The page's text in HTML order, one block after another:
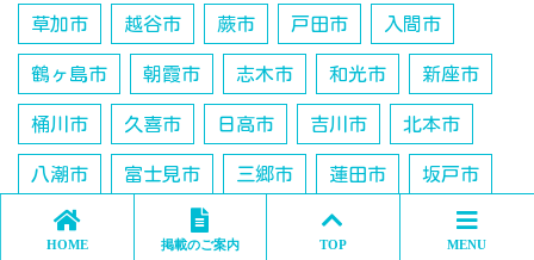
草加市 越谷市 蕨市 戸田市 入間市
鶴ヶ島市 朝霞市 志木市 和光市 新座市
桶川市 久喜市 日高市 吉川市 北本市
八潮市 富士見市 三郷市 蓮田市 坂戸市
幸手市 ふじみ野市 北足立郡伊奈町
HOME 掲載のご案内 TOP MENU